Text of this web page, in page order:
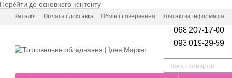
Перейти до основного контенту
Каталог Оплата і доставка Обмін і повернення Контактна інформація
068 207-17-00
093 019-29-59